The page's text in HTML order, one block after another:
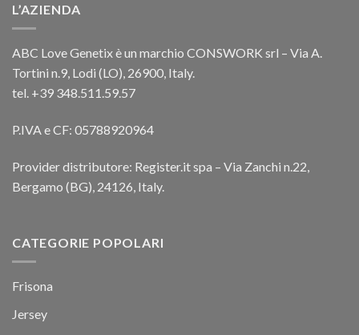
L’AZIENDA
ABC Love Genetix è un marchio CONSWORK srl – Via A.
Tortini n.9, Lodi (LO), 26900, Italy.
tel. +39 348.511.59.57
P.IVA e CF: 05788920964
Provider distributore: Register.it spa – Via Zanchi n.22,
Bergamo (BG), 24126, Italy.
CATEGORIE POPOLARI
Frisona
Jersey